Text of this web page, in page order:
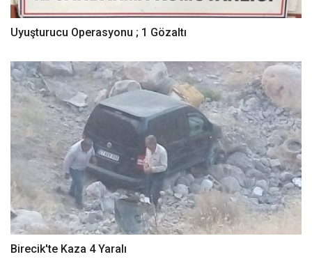
Uyuşturucu Operasyonu ; 1 Gözaltı
Birecik'te Kaza 4 Yaralı